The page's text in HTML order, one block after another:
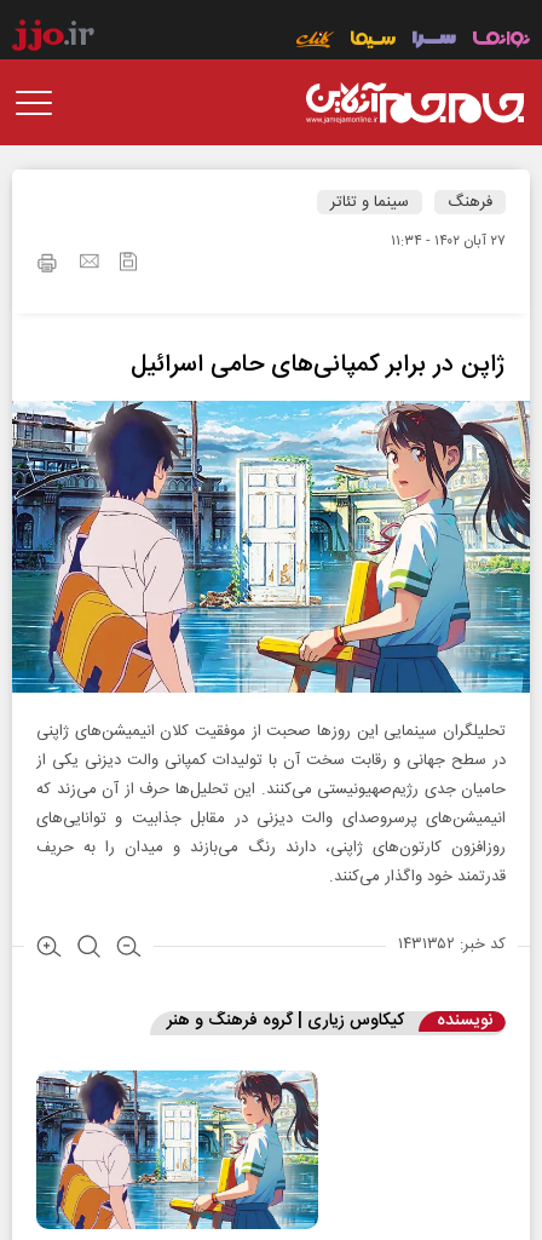
فرهنگ سینما و تئاتر
۲۷ آبان ۱۴۰۲ - ۱۱:۳۴
ژاپن در برابر کمپانی‌های حامی اسرائیل
تحلیلگران سینمایی این روزها صحبت از موفقیت کلان انیمیشن‌های ژاپنی
در سطح جهانی و رقابت سخت آن با تولیدات کمپانی والت دیزنی یکی از
حامیان جدی رژیم‌صهیونیستی می‌کنند. این تحلیل‌ها حرف از آن می‌زند که
انیمیشن‌های پرسروصدای والت دیزنی در مقابل جذابیت و توانایی‌های
روزافزون کارتون‌های ژاپنی، دارند رنگ می‌بازند و میدان را به حریف
قدرتمند خود واگذار می‌کنند.
کد خبر: ۱۴۳۱۳۵۲
نویسنده کیکاوس زیاری | گروه فرهنگ و هنر